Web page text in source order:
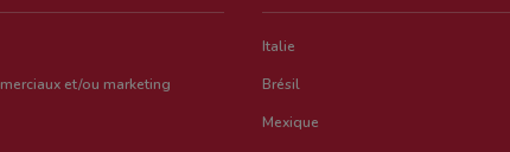
et/ou marketing
Italie
Brésil
Mexique